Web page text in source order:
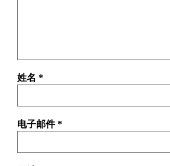
姓名*
电子邮件*